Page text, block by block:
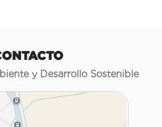
y Desarrollo Sostenible